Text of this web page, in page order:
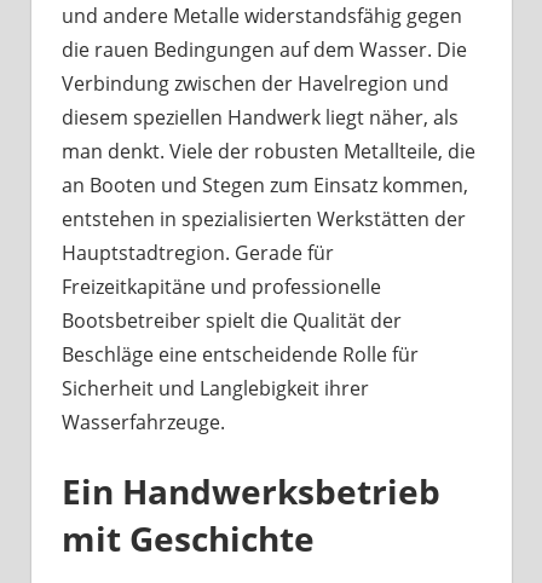
und andere Metalle widerstandsfähig gegen
die rauen Bedingungen auf dem Wasser. Die
Verbindung zwischen der Havelregion und
diesem speziellen Handwerk liegt näher, als
man denkt. Viele der robusten Metallteile, die
an Booten und Stegen zum Einsatz kommen,
entstehen in spezialisierten Werkstätten der
Hauptstadtregion. Gerade für
Freizeitkapitäne und professionelle
Bootsbetreiber spielt die Qualität der
Beschläge eine entscheidende Rolle für
Sicherheit und Langlebigkeit ihrer
Wasserfahrzeuge.
Ein Handwerksbetrieb
mit Geschichte